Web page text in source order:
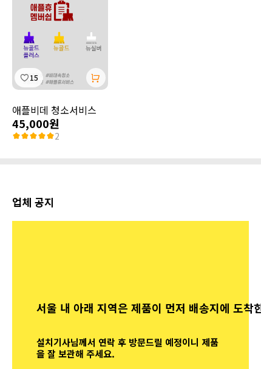
15
애플비데 청소서비스
45,000원
2
업체 공지
서울 내 아래 지역은 제품이 먼저 배송지에 도착
설치기사님께서 연락 후 방문드릴 예정이니 제품
을 잘 보관해 주세요.